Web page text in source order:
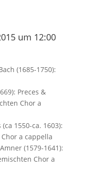
um 12:00
(1685-1750):
Preces &
Chor a
1550-ca. 1603):
a cappella
(1579-1641):
Chor a